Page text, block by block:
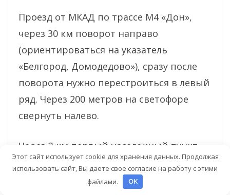
Проезд от МКАД по трассе М4 «Дон»,
через 30 км поворот направо
(ориентироваться на указатель
«Белгород, Домодедово»), сразу после
поворота нужно перестроиться в левый
ряд. Через 200 метров на светофоре
свернуть налево.
Через 3 км первый населенный пункт.
Белые Столбы (бывшая деревня
Шебанцево), на въезде справа стоит
Этот сайт использует cookie для хранения данных. Продолжая
использовать сайт, Вы даете свое согласие на работу с этими
файлами.
OK